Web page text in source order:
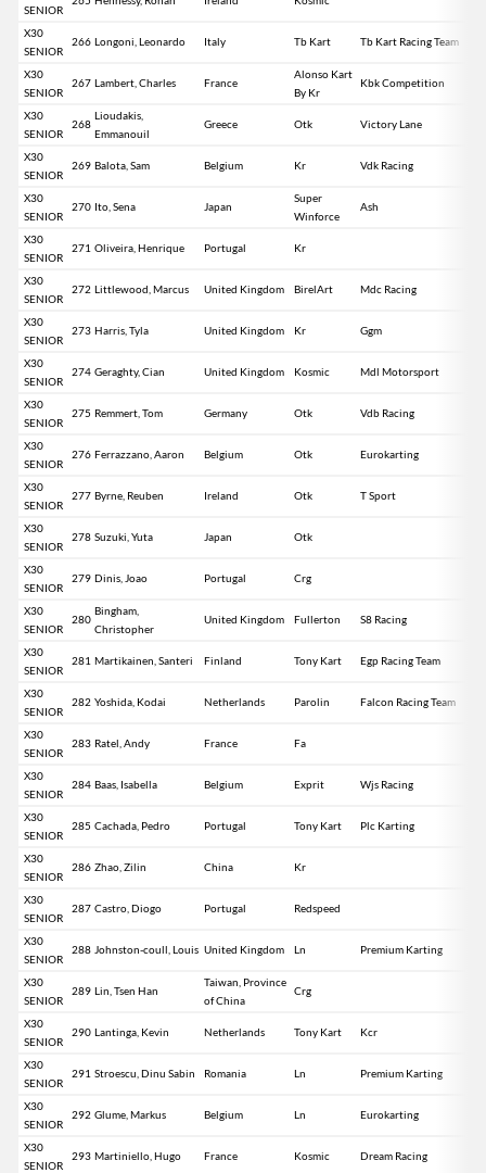
SENIOR
X30
SENIOR
266 Longoni, Leonardo Italy Tb Kart Tb Kart Racing Team
X30
SENIOR
267 Lambert, Charles France
Alonso Kart
By Kr
Kbk Competition
X30
SENIOR
268
Lioudakis,
Emmanouil
Greece Otk Victory Lane
X30
SENIOR
269 Balota, Sam Belgium Kr Vdk Racing
X30
SENIOR
270 Ito, Sena Japan
Super
Winforce
Ash
X30
SENIOR
271 Oliveira, Henrique Portugal Kr
X30
SENIOR
272 Littlewood, Marcus United Kingdom BirelArt Mdc Racing
X30
SENIOR
273 Harris, Tyla United Kingdom Kr Ggm
X30
SENIOR
274 Geraghty, Cian United Kingdom Kosmic Mdl Motorsport
X30
SENIOR
275 Remmert, Tom Germany Otk Vdb Racing
X30
SENIOR
276 Ferrazzano, Aaron Belgium Otk Eurokarting
X30
SENIOR
277 Byrne, Reuben Ireland Otk T Sport
X30
SENIOR
278 Suzuki, Yuta Japan Otk
X30
SENIOR
279 Dinis, Joao Portugal Crg
X30
SENIOR
280
Bingham,
Christopher
United Kingdom Fullerton S8 Racing
X30
SENIOR
281 Martikainen, Santeri Finland Tony Kart Egp Racing Team
X30
SENIOR
282 Yoshida, Kodai Netherlands Parolin Falcon Racing Team
X30
SENIOR
283 Ratel, Andy France Fa
X30
SENIOR
284 Baas, Isabella Belgium Exprit Wjs Racing
X30
SENIOR
285 Cachada, Pedro Portugal Tony Kart Plc Karting
X30
SENIOR
286 Zhao, Zilin China Kr
X30
SENIOR
287 Castro, Diogo Portugal Redspeed
X30
SENIOR
288 Johnston-coull, Louis United Kingdom Ln Premium Karting
X30
SENIOR
289 Lin, Tsen Han
Taiwan, Province
of China
Crg
X30
SENIOR
290 Lantinga, Kevin Netherlands Tony Kart Kcr
X30
SENIOR
291 Stroescu, Dinu Sabin Romania Ln Premium Karting
X30
SENIOR
292 Glume, Markus Belgium Ln Eurokarting
X30
SENIOR
293 Martiniello, Hugo France Kosmic Dream Racing